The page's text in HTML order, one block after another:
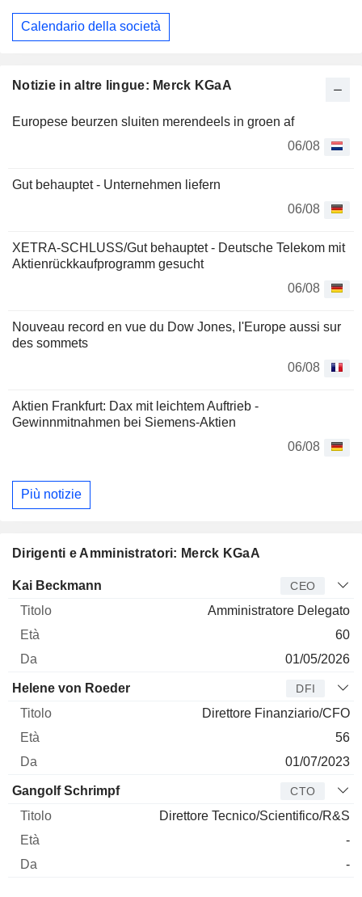
Notizie in altre lingue: Merck KGaA
Europese beurzen sluiten merendeels in groen af
06/08
Gut behauptet - Unternehmen liefern
06/08
XETRA-SCHLUSS/Gut behauptet - Deutsche Telekom mit
Aktienrückkaufprogramm gesucht
06/08
Nouveau record en vue du Dow Jones, l'Europe aussi sur
des sommets
06/08
Aktien Frankfurt: Dax mit leichtem Auftrieb -
Gewinnmitnahmen bei Siemens-Aktien
06/08
Più notizie
Dirigenti e Amministratori: Merck KGaA
Manager Titolo
Kai Beckmann CEO
Amministratore Delegato
60
01/05/2026
Helene von Roeder DFI
Direttore Finanziario/CFO
56
01/07/2023
Gangolf Schrimpf CTO
Direttore Tecnico/Scientifico/R&S
-
-
Calendario della società